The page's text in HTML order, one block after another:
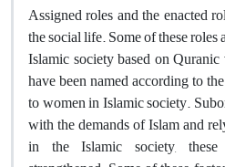
Assigned roles and the enacted
the social life. Some of these
Islamic society based on
have been named according to
to women in Islamic society.
with the demands of Islam and
in the Islamic society,